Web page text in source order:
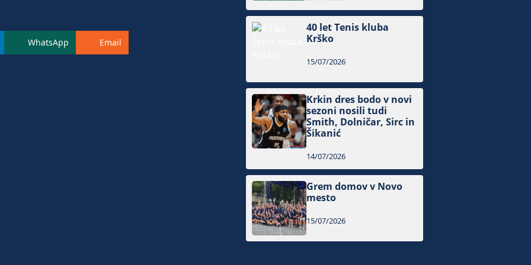
WhatsApp Email
40 let Tenis kluba
Krško
15/07/2026
Krkin dres bodo v novi
sezoni nosili tudi
Smith, Dolničar, Sirc in
Šikanić
14/07/2026
Grem domov v Novo
mesto
15/07/2026